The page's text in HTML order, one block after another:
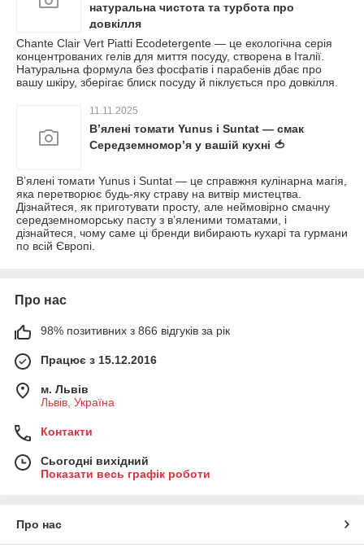
натуральна чистота та турбота про
довкілля
Chante Clair Vert Piatti Ecodetergente — це екологічна серія
концентрованих гелів для миття посуду, створена в Італії.
Натуральна формула без фосфатів і парабенів дбає про
вашу шкіру, зберігає блиск посуду й піклується про довкілля.
11.11.2025
В’ялені томати Yunus і Suntat — смак
Середземномор’я у вашій кухні 🍅
В’ялені томати Yunus і Suntat — це справжня кулінарна магія,
яка перетворює будь-яку страву на витвір мистецтва.
Дізнайтеся, як приготувати просту, але неймовірно смачну
середземноморську пасту з в’яленими томатами, і
дізнайтеся, чому саме ці бренди вибирають кухарі та гурмани
по всій Європі.
Про нас
98% позитивних з 866 відгуків за рік
Працює з 15.12.2016
м. Львів
Львів, Україна
Контакти
Сьогодні вихідний
Показати весь графік роботи
Про нас